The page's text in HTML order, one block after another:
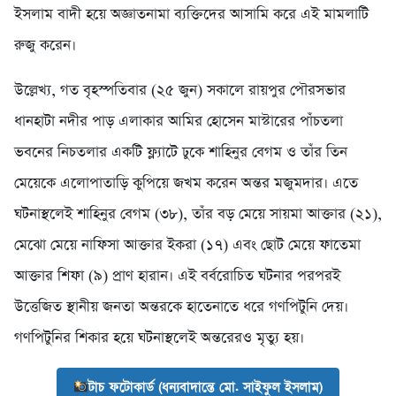
ইসলাম বাদী হয়ে অজ্ঞাতনামা ব্যক্তিদের আসামি করে এই মামলাটি
রুজু করেন।
উল্লেখ্য, গত বৃহস্পতিবার (২৫ জুন) সকালে রায়পুর পৌরসভার
ধানহাটা নদীর পাড় এলাকার আমির হোসেন মাস্টারের পাঁচতলা
ভবনের নিচতলার একটি ফ্ল্যাটে ঢুকে শাহিনুর বেগম ও তাঁর তিন
মেয়েকে এলোপাতাড়ি কুপিয়ে জখম করেন অন্তর মজুমদার। এতে
ঘটনাস্থলেই শাহিনুর বেগম (৩৮), তাঁর বড় মেয়ে সায়মা আক্তার (২১),
মেঝো মেয়ে নাফিসা আক্তার ইকরা (১৭) এবং ছোট মেয়ে ফাতেমা
আক্তার শিফা (৯) প্রাণ হারান। এই বর্বরোচিত ঘটনার পরপরই
উত্তেজিত স্থানীয় জনতা অন্তরকে হাতেনাতে ধরে গণপিটুনি দেয়।
গণপিটুনির শিকার হয়ে ঘটনাস্থলেই অন্তরেরও মৃত্যু হয়।
টাচ ফটোকার্ড (ধন্যবাদান্তে মো. সাইফুল ইসলাম)